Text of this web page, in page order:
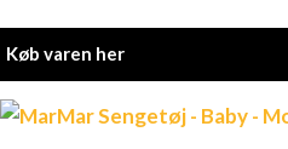
Køb varen her